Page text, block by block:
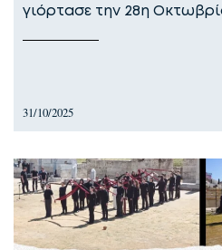
γιόρτασε την 28η
31/10/2025